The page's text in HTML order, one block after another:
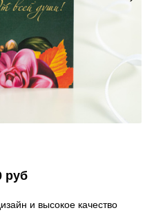
руб
и высокое качество